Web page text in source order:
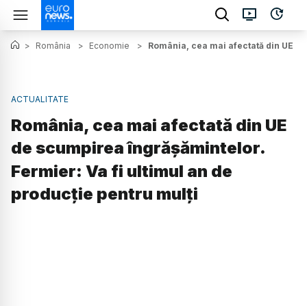
> România > Economie > România, cea mai afectată din UE
ACTUALITATE
România, cea mai afectată din UE
de scumpirea îngrășămintelor.
Fermier: Va fi ultimul an de
producție pentru mulți